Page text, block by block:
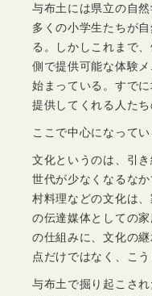
与布土には県立の自
多くの小学生たちが
る。しかしこれまで
側で提供可能な体験
始まっている。すで
提供してくれる人た
ここで中心になって
文化というのは、引
世代が少なくなるな
村料理などの文化は
の伝達媒体としての
の仕組みに、文化の
点だけではなく、こ
与布土で掘り起こさ